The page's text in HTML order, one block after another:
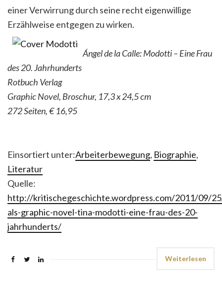
einer Verwirrung durch seine recht eigenwillige
Erzählweise entgegen zu wirken.
Ángel de la Calle: Modotti – Eine Frau
des 20. Jahrhunderts
Rotbuch Verlag
Graphic Novel, Broschur, 17,3 x 24,5 cm
272 Seiten, € 16,95
Einsortiert unter:Arbeiterbewegung, Biographie,
Literatur
Quelle:
http://kritischegeschichte.wordpress.com/2011/09/
als-graphic-novel-tina-modotti-eine-frau-des-20-
jahrhunderts/
Weiterlesen